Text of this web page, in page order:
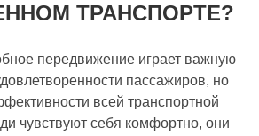
ТРАНСПОРТЕ?
передвижение играет важную
пассажиров, но
всей транспортной
чувствуют себя комфортно, они